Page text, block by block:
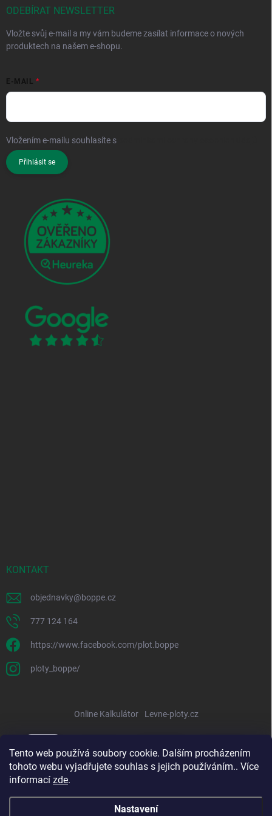
Tento web používá soubory cookie. Dalším procházením
tohoto webu vyjadřujete souhlas s jejich používáním.. Více
informací zde.
Nastavení
ODEBÍRAT NEWSLETTER
Vložte svůj e-mail a my vám budeme zasílat informace o nových
produktech na našem e-shopu.
E-MAIL
Vložením e-mailu souhlasíte s
Přihlásit se
KONTAKT
objednavky@boppe.cz
777 124 164
https://www.facebook.com/plot.boppe
ploty_boppe/
Online Kalkulátor Levne-ploty.cz